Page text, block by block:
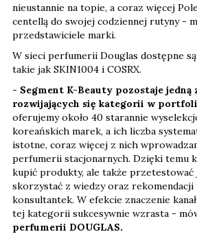
nieustannie na topie, a coraz więcej
centellą do swojej codziennej rutyny -
przedstawiciele marki.
W sieci perfumerii Douglas dostępne
takie jak SKIN1004 i COSRX.
- Segment K-Beauty pozostaje jedną
rozwijających się kategorii w
oferujemy około 40 starannie
koreańskich marek, a ich liczba
istotne, coraz więcej z nich
perfumerii stacjonarnych. Dzięki temu
kupić produkty, ale także przetestować
skorzystać z wiedzy oraz rekomendacji
konsultantek. W efekcie znaczenie
tej kategorii sukcesywnie wzrasta -
perfumerii DOUGLAS.